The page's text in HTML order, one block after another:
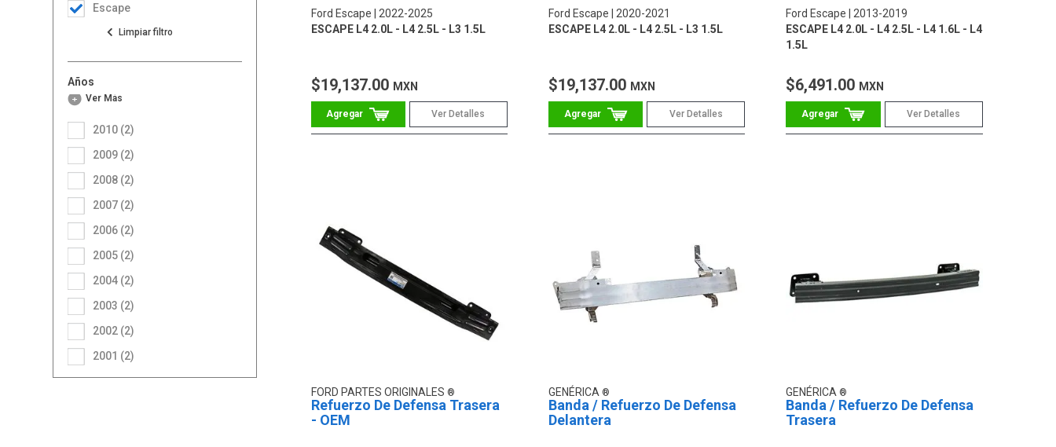
Escape
Años
2001 (2)
2002 (2)
2003 (2)
2004 (2)
2005 (2)
2006 (2)
2007 (2)
2008 (2)
2009 (2)
2010 (2)
Ver Más
Ford Escape
2022-2025
ESCAPE L4 2.0L - L4 2.5L - L3 1.5L
$19,137.00 MXN
Ver Detalles
Ford Escape
2020-2021
ESCAPE L4 2.0L - L4 2.5L - L3 1.5L
$19,137.00 MXN
Ver Detalles
Ford Escape
2013-2019
ESCAPE L4 2.0L - L4 2.5L - L4 1.6L - L4
1.5L
$6,491.00 MXN
Ver Detalles
FORD PARTES ORIGINALES
Refuerzo De Defensa Trasera
- OEM
GENÉRICA
Banda / Refuerzo De Defensa
Delantera
GENÉRICA
Banda / Refuerzo De Defensa
Trasera